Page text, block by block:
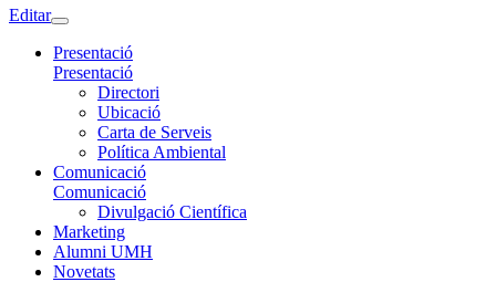
Editar
Presentació
Presentació
Directori
Ubicació
Carta de Serveis
Política Ambiental
Comunicació
Comunicació
Divulgació Científica
Marketing
Alumni UMH
Novetats